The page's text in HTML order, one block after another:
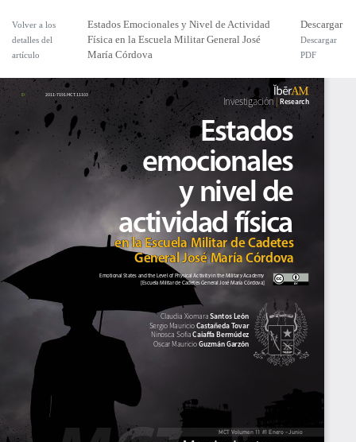
Volver a los
detalles del
artículo
Estados Emocionales y Nivel de Actividad
Física en la Escuela Militar General José
María Córdova
Descargar
Descargar
PDF